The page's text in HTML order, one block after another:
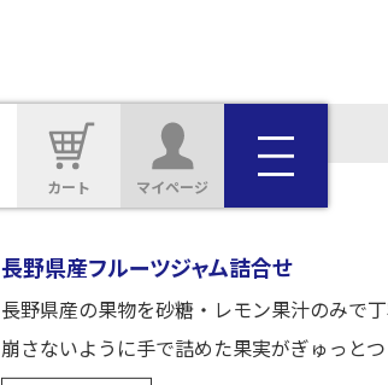
カート マイページ
長野県産フルーツジャム詰合せ
長野県産の果物を砂糖・レモン果汁のみで
崩さないように手で詰めた果実がぎゅっとつ